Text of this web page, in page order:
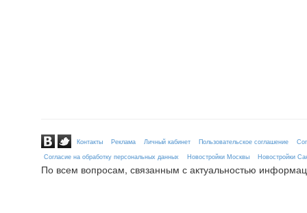
Контакты Реклама Личный кабинет Пользовательское соглашение
Согласие на обработку персональных данных
Новостройки Москвы Новостройки
По всем вопросам, связанным с актуальностью